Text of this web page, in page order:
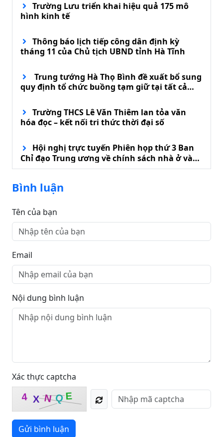
Trường Lưu triển khai hiệu quả 175 mô
hình kinh tế
Thông báo lịch tiếp công dân định kỳ
tháng 11 của Chủ tịch UBND tỉnh Hà Tĩnh
Trung tướng Hà Thọ Bình đề xuất bổ sung
quy định tổ chức buồng tạm giữ tại tất cả
Trường THCS Lê Văn Thiêm lan tỏa văn
hóa đọc – kết nối tri thức thời đại số
Hội nghị trực tuyến Phiên họp thứ 3 Ban
Chỉ đạo Trung ương về chính sách nhà ở và
phát triển thị trường bất động sản
Bình luận
Tên của bạn
Email
Nội dung bình luận
Xác thực captcha
4 X NQE
Gửi bình luận